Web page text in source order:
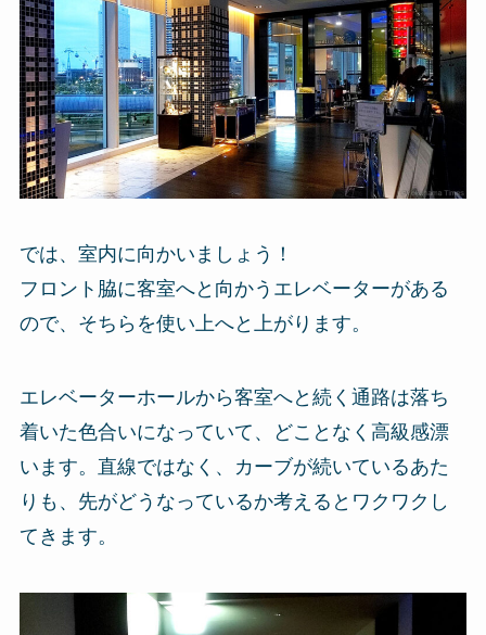
では、室内に向かいましょう！
フロント脇に客室へと向かうエレベーターがある
ので、そちらを使い上へと上がります。
エレベーターホールから客室へと続く通路は落ち
着いた色合いになっていて、どことなく高級感漂
います。直線ではなく、カーブが続いているあた
りも、先がどうなっているか考えるとワクワクし
てきます。